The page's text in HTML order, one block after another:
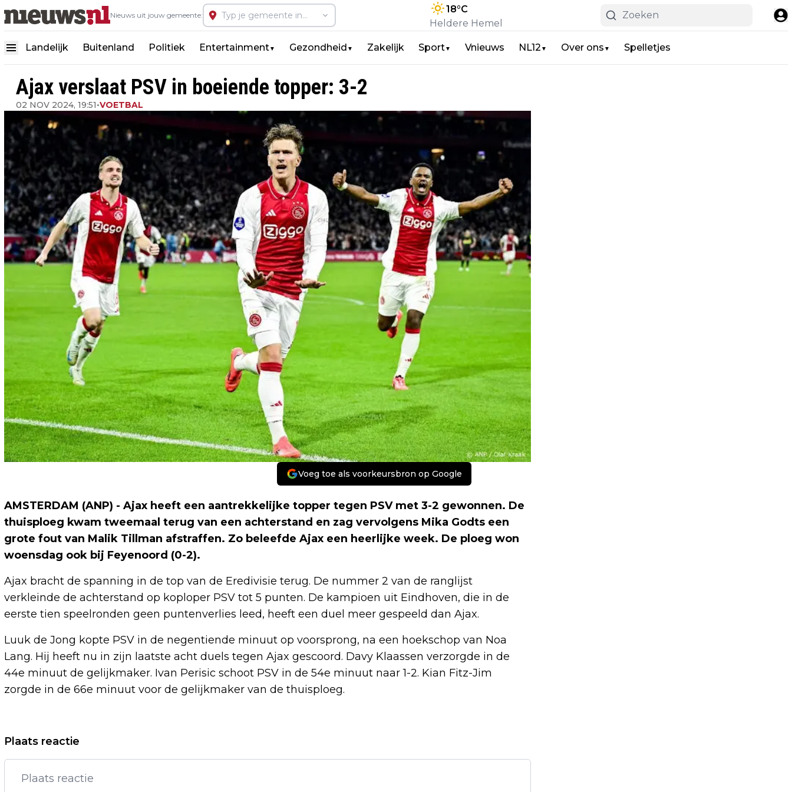
Nieuws uit jouw gemeente:
18°C
Heldere Hemel
Landelijk Buitenland Politiek Entertainment▼ Gezondheid ▼ Zakelijk Sport▼ Vnieuws NL12 ▼ Over ons ▼ Spelletjes
Ajax verslaat PSV in boeiende topper: 3-2
02 NOV 2024, 19:51•VOETBAL
Voeg toe als voorkeursbron op Google
AMSTERDAM (ANP) - Ajax heeft een aantrekkelijke topper tegen PSV met 3-2 gewonnen. De
thuisploeg kwam tweemaal terug van een achterstand en zag vervolgens Mika Godts een
grote fout van Malik Tillman afstraffen. Zo beleefde Ajax een heerlijke week. De ploeg won
woensdag ook bij Feyenoord (0-2).
Ajax bracht de spanning in de top van de Eredivisie terug. De nummer 2 van de ranglijst
verkleinde de achterstand op koploper PSV tot 5 punten. De kampioen uit Eindhoven, die in de
eerste tien speelronden geen puntenverlies leed, heeft een duel meer gespeeld dan Ajax.
Luuk de Jong kopte PSV in de negentiende minuut op voorsprong, na een hoekschop van Noa
Lang. Hij heeft nu in zijn laatste acht duels tegen Ajax gescoord. Davy Klaassen verzorgde in de
44e minuut de gelijkmaker. Ivan Perisic schoot PSV in de 54e minuut naar 1-2. Kian Fitz-Jim
zorgde in de 66e minuut voor de gelijkmaker van de thuisploeg.
Vorig artikel
DORTMUND VERSLAAT RB LEIPZIG NA
DRIE NEDERLAGEN OP RIJ
HERACLES KAN NA OVERWINNING OP
Plaats reactie